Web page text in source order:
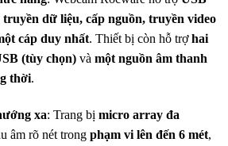
truyền dữ liệu, cấp nguồn, truyền video
cáp duy nhất. Thiết bị còn hỗ trợhai
(tùy chọn) và một nguồn âm thanh
thời.
xa: Trang bị micro array đa
âm rõ nét trong phạm vi lên đến 6 mét,